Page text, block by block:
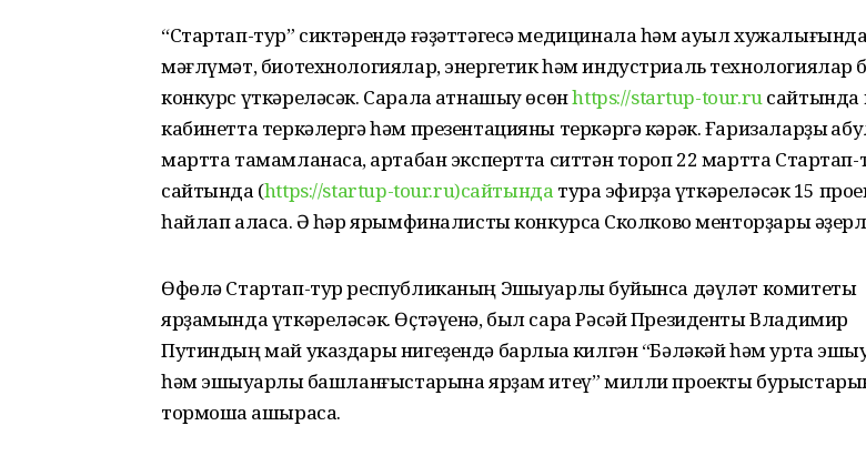
“Стартап-тур” сиктәрендә ғәҙәттәгесә медицинала һәм ауыл хужалығында
мәғлүмәт, биотехнологиялар, энергетик һәм индустриаль технологиялар
конкурс үткәреләсәк. Сарала ҡатнашыу өсөнhttps://startup-tour.ruсайтында
кабинетта теркәлергә һәм презентацияны теркәргә кәрәк. Ғаризаларҙы
мартта тамамланасаҡ, артабан экспертта ситтән тороп 22 мартта Стартап-
сайтында (https://startup-tour.ru)сайтында тура эфирҙа үткәреләсәк 15
һайлап аласаҡ. Ә һәр ярымфиналисты конкурсҡа Сколково менторҙары
Өфөлә Стартап-тур республиканың Эшҡыуарлыҡ буйынса дәүләт комитеты
ярҙамында үткәреләсәк. Өҫтәүенә, был сара Рәсәй Президенты Владимир
Путиндың май указдары нигеҙендә барлыҡҡа килгән “Бәләкәй һәм урта
һәм эшҡыуарлыҡ башланғыстарына ярҙам итеү” милли проекты
тормошҡа ашырасаҡ.